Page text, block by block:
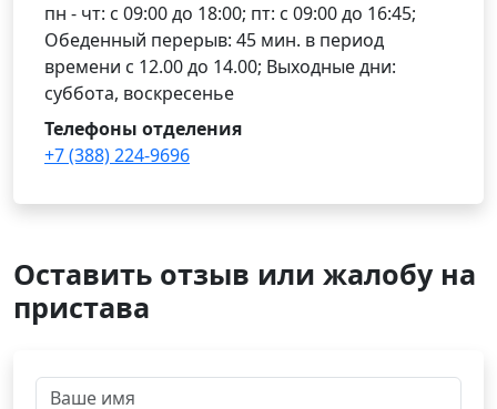
пн - чт: с 09:00 до 18:00; пт: с 09:00 до 16:45;
Обеденный перерыв: 45 мин. в период
времени с 12.00 до 14.00; Выходные дни:
суббота, воскресенье
Телефоны отделения
+7 (388) 224-9696
Оставить отзыв или жалобу на
пристава